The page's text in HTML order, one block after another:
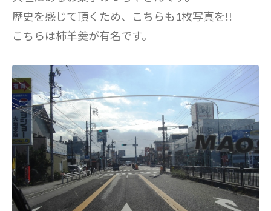
歴史を感じて頂くため、こちらも1枚写真を!!
こちらは柿羊羹が有名です。